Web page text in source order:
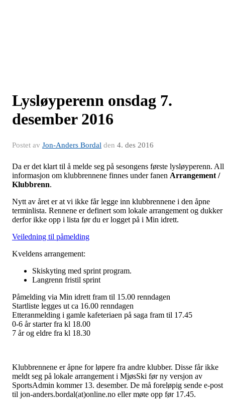
Lysløyperenn onsdag 7.
desember 2016
Postet av Jon-Anders Bordal den 4. des 2016
Da er det klart til å melde seg på sesongens første lysløyperenn. All
informasjon om klubbrennene finnes under fanen Arrangement /
Klubbrenn.
Nytt av året er at vi ikke får legge inn klubbrennene i den åpne
terminlista. Rennene er definert som lokale arrangement og dukker
derfor ikke opp i lista før du er logget på i Min idrett.
Veiledning til påmelding
Kveldens arrangement:
Skiskyting med sprint program.
Langrenn fristil sprint
Påmelding via Min idrett fram til 15.00 renndagen
Startliste legges ut ca 16.00 renndagen
Etteranmelding i gamle kafeteriaen på saga fram til 17.45
0-6 år starter fra kl 18.00
7 år og eldre fra kl 18.30
Klubbrennene er åpne for løpere fra andre klubber. Disse får ikke
meldt seg på lokale arrangement i MjøsSki før ny versjon av
SportsAdmin kommer 13. desember. De må foreløpig sende e-post
til jon-anders.bordal(at)online.no eller møte opp før 17.45.